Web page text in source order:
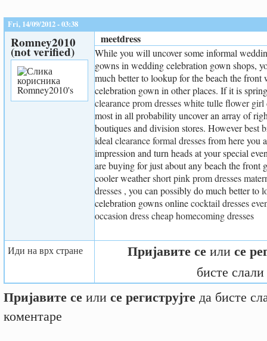
Fri, 14/09/2012 - 03:38
Romney2010
(not verified)
meetdress
While you will uncover some informal
gowns in wedding celebration gown shops,
much better to lookup for the beach the front
celebration gown in other places. If it is
clearance prom dresseswhite tulle flower girl
most in all probability uncover an array of
boutiques and division stores. Howeverbest
ideal clearance formal dressesfrom here you
impression and turn heads at your special
are buying for just about any beach the front
cooler weathershort pink prom dresses
dresses , you can possibly do much better to
celebration gowns onlinecocktail dresses
occasion dresscheap homecoming dresses
Иди на врх стране Пријавите се или се
бисте
Пријавите се или се региструјте да бисте
коментаре